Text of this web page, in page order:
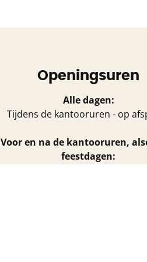
Openingsuren
Alle dagen:
Tijdens de kantooruren - op
Voor en na de kantooruren,
feestdagen: